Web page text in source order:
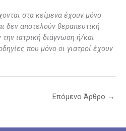
στα κείμενα έχουν μόνο
δεν αποτελούν θεραπευτική
ιατρική διάγνωση ή/και
που μόνο οι γιατροί έχουν
Επόμενο Άρθρο →